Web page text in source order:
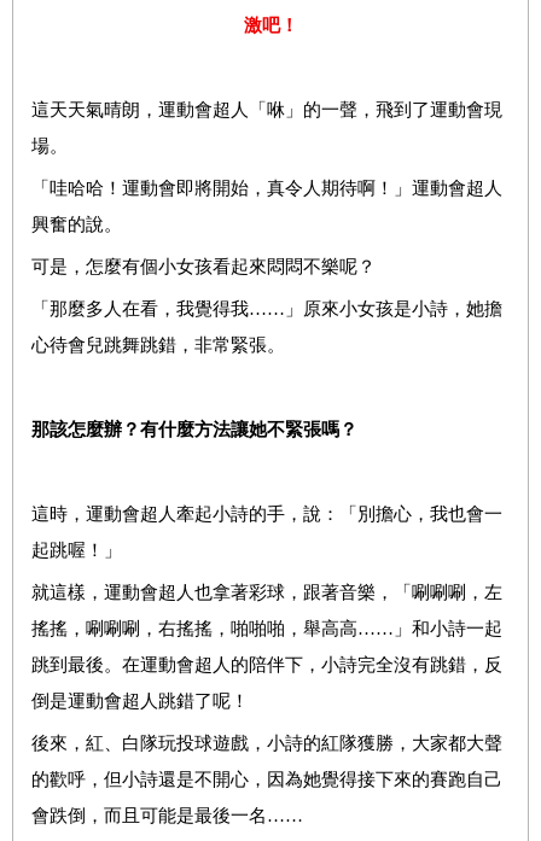
激吧！
這天天氣晴朗，運動會超人「咻」的一聲，飛到了運動會現
場。
「哇哈哈！運動會即將開始，真令人期待啊！」運動會超人
興奮的說。
可是，怎麼有個小女孩看起來悶悶不樂呢？
「那麼多人在看，我覺得我……」原來小女孩是小詩，她擔
心待會兒跳舞跳錯，非常緊張。
那該怎麼辦？有什麼方法讓她不緊張嗎？
這時，運動會超人牽起小詩的手，說：「別擔心，我也會一
起跳喔！」
就這樣，運動會超人也拿著彩球，跟著音樂，「唰唰唰，左
搖搖，唰唰唰，右搖搖，啪啪啪，舉高高……」和小詩一起
跳到最後。在運動會超人的陪伴下，小詩完全沒有跳錯，反
倒是運動會超人跳錯了呢！
後來，紅、白隊玩投球遊戲，小詩的紅隊獲勝，大家都大聲
的歡呼，但小詩還是不開心，因為她覺得接下來的賽跑自己
會跌倒，而且可能是最後一名……